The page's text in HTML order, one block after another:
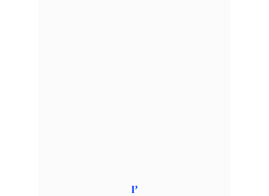
l’